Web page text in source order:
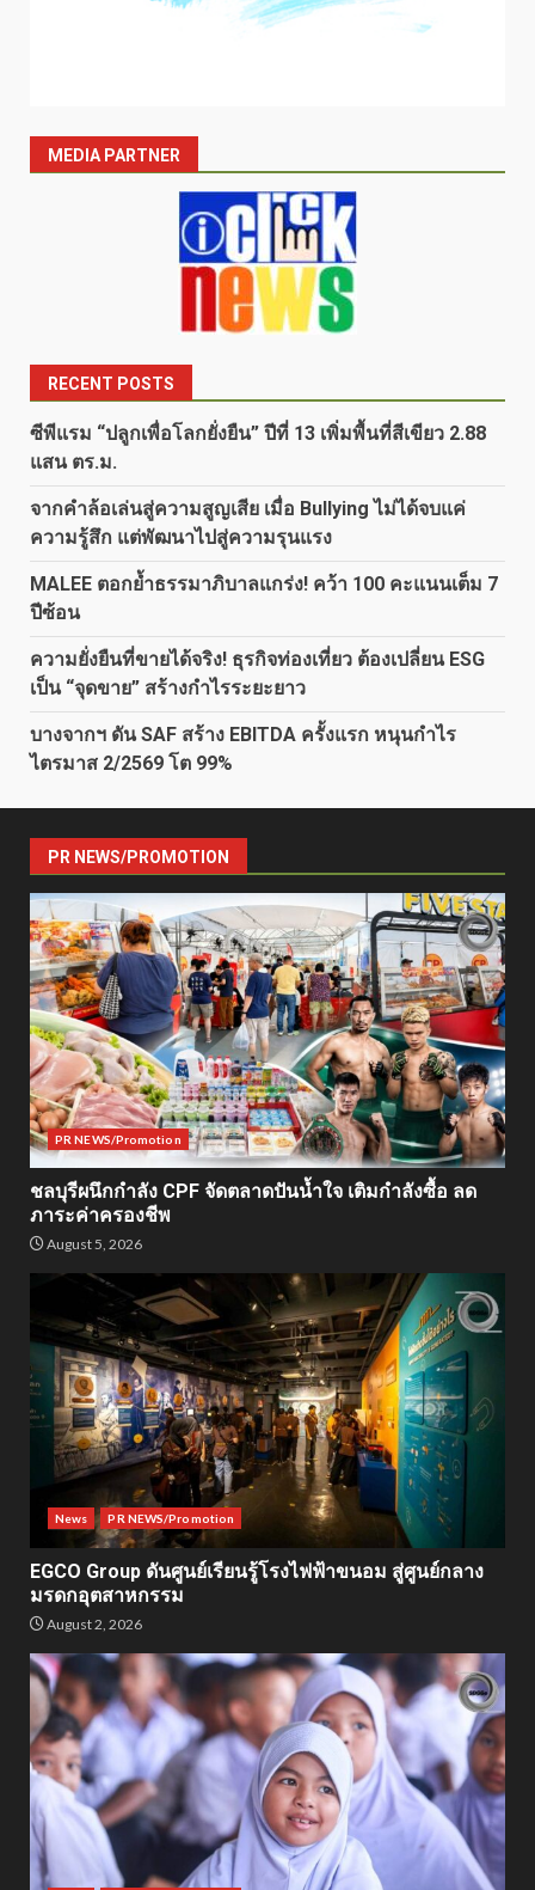
MEDIA PARTNER
RECENT POSTS
ซีพีแรม “ปลูกเพื่อโลกยั่งยืน” ปีที่ 13 เพิ่มพื้นที่สีเขียว 2.88
แสน ตร.ม.
จากคำล้อเล่นสู่ความสูญเสีย เมื่อ Bullying ไม่ได้จบแค่
ความรู้สึก แต่พัฒนาไปสู่ความรุนแรง
MALEE ตอกย้ำธรรมาภิบาลแกร่ง! คว้า 100 คะแนนเต็ม 7
ปีซ้อน
ความยั่งยืนที่ขายได้จริง! ธุรกิจท่องเที่ยว ต้องเปลี่ยน ESG
เป็น “จุดขาย” สร้างกำไรระยะยาว
บางจากฯ ดัน SAF สร้าง EBITDA ครั้งแรก หนุนกำไร
ไตรมาส 2/2569 โต 99%
PR NEWS/PROMOTION
PR NEWS/Promotion
ชลบุรีผนึกกำลัง CPF จัดตลาดปันน้ำใจ เติมกำลังซื้อ ลด
ภาระค่าครองชีพ
August 5, 2026
News PR NEWS/Promotion
EGCO Group ดันศูนย์เรียนรู้โรงไฟฟ้าขนอม สู่ศูนย์กลาง
มรดกอุตสาหกรรม
August 2, 2026